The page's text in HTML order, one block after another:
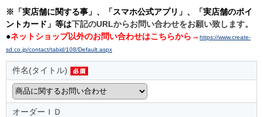
※「実店舗に関する事」、「スマホ公式アプリ」、「実店舗のポイ
ントカード」等は下記のURLからお問い合わせをお願い致します。
●ネットショップ以外のお問い合わせはこちらから→ https://www.create-
sd.co.jp/contact/tabid/108/Default.aspx
件名(タイトル)
オーダーＩＤ